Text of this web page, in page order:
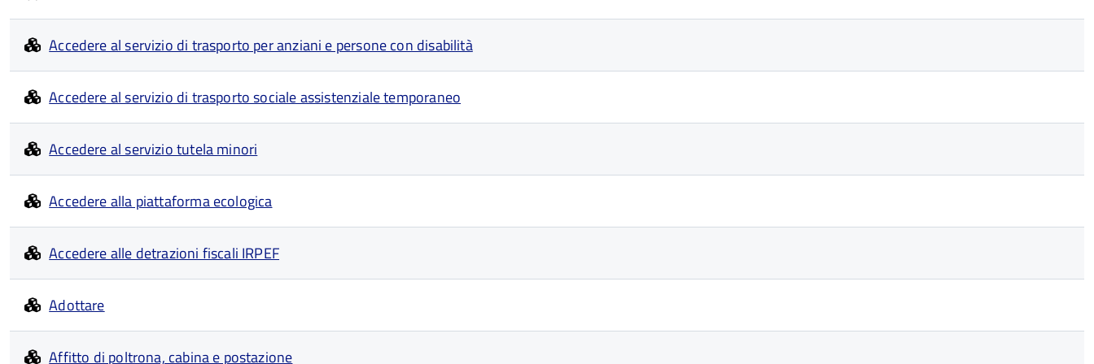
Accedere al servizio di trasporto per anziani e persone con disabilità
Accedere al servizio di trasporto sociale assistenziale temporaneo
Accedere al servizio tutela minori
Accedere alla piattaforma ecologica
Accedere alle detrazioni fiscali IRPEF
Adottare
Affitto di poltrona, cabina e postazione